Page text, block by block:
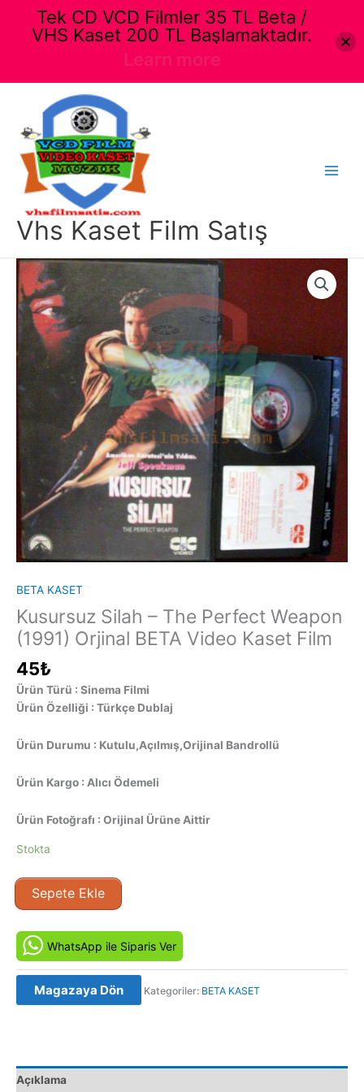
Vhs Kaset Film Satış
BETA KASET
Kusursuz Silah – The Perfect Weapon
(1991) Orjinal BETA Video Kaset Film
45₺
Ürün Türü : Sinema Filmi
Ürün Özelliği : Türkçe Dublaj
Ürün Durumu : Kutulu,Açılmış,Orijinal Bandrollü
Ürün Kargo : Alıcı Ödemeli
Ürün Fotoğrafı : Orijinal Ürüne Aittir
Stokta
Kusursuz
Silah
The
Perfect
Weapon
(1991)
Kaset
Film
Sepete Ekle
WhatsApp ile Siparis Ver
Magazaya Dön Kategoriler: BETA KASET
Açıklama
Tek CD VCD Filmler 35 TL Beta /
VHS Kaset 200 TL Başlamaktadır.
Learn more